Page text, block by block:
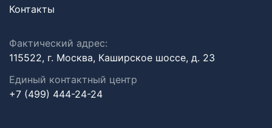
Контакты
Фактический адрес:
115522, г. Москва, Каширское шоссе, д. 23
Единый контактный центр
+7 (499) 444-24-24